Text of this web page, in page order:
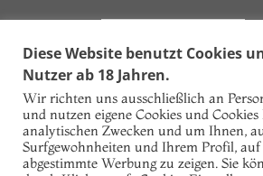
Nachname
E-Mail
Ich akzeptiere die
Diese Website benutzt Cookies
Nutzer ab 18 Jahren.
Wir richten uns ausschließlich an
und nutzen eigene Cookies und
analytischen Zwecken und um Ihnen,
Surfgewohnheiten und Ihrem Profil,
abgestimmte Werbung zu zeigen. Sie